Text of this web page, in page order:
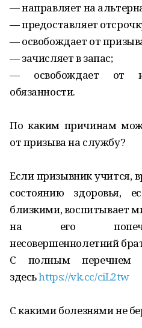
— направляет на
— предоставляет
— освобождает от
— зачисляет в запас;
— освобождает от
обязанности.
По каким причинам
от призыва на службу?
Если призывник учится,
состоянию здоровья,
близкими, воспитывает
на его
несовершеннолетний
С полным перечнем
здесьhttps://vk.cc/ciL2tw
С какими болезнями не